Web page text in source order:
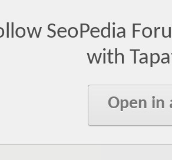
SeoPedia
with
Open in